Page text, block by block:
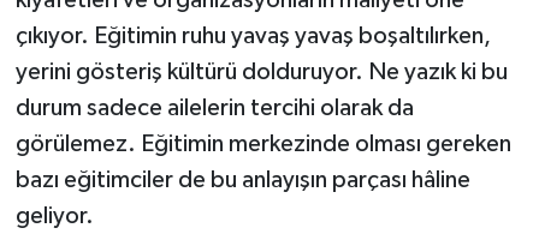
çıkıyor. Eğitimin ruhu yavaş yavaş boşaltılırken,
yerini gösteriş kültürü dolduruyor. Ne yazık ki bu
durum sadece ailelerin tercihi olarak da
görülemez. Eğitimin merkezinde olması gereken
bazı eğitimciler de bu anlayışın parçası hâline
geliyor.